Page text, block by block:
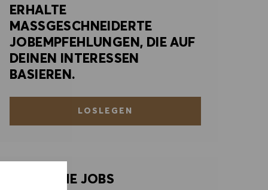
ERHALTE
MASSGESCHNEIDERTE
JOBEMPFEHLUNGEN, DIE AUF
DEINEN INTERESSEN
BASIEREN.
LOSLEGEN
ÄHNLICHE JOBS